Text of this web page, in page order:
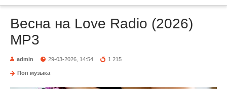
Весна на Love Radio (2026)
MP3
admin 29-03-2026, 14:54 1 215
Поп музыка